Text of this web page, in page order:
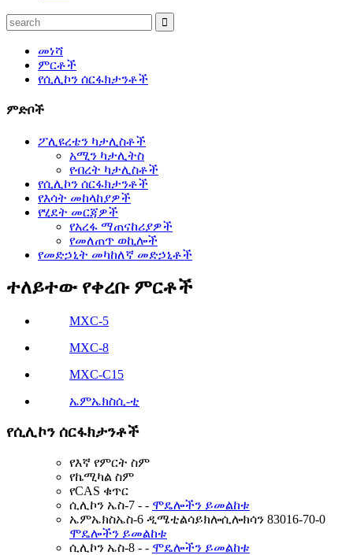
መነሻ
ምርቶች
የሲሊኮን ሰርፋክታንቶች
ምድቦች
ፖሊዩረቴን ካታሊስቶች
አሚን ካታሊትስ
የብረት ካታሊስቶች
የሲሊኮን ሰርፋክታንቶች
የእሳት መከላከያዎች
የሂደት መርጃዎች
የአረፋ ማጠናከሪያዎች
የመለጠጥ ወኪሎች
የመድኃኒት መካከለኛ መድኃኒቶች
ተለይተው የቀረቡ ምርቶች
MXC-5
MXC-8
MXC-C15
ኤምኤክስሲ-ቲ
የሲሊኮን ሰርፋክታንቶች
የእኛ የምርት ስም
የኬሚካል ስም
የCAS ቁጥር
ሲሊኮን ኤስ-7 - - ሞዴሎችን ይመልከቱ
ኤምኤክስኤስ-6 ዲሜቲልሳይክሎሲሎክሳን 83016-70-0
ሞዴሎችን ይመልከቱ
ሲሊኮን ኤስ-8 - - ሞዴሎችን ይመልከቱ